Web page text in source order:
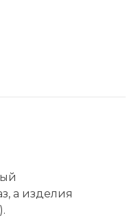
а изделия